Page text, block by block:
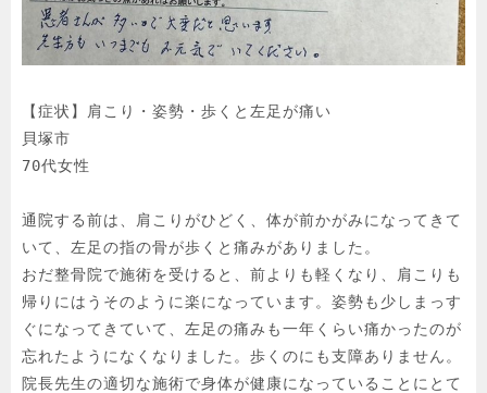
【症状】肩こり・姿勢・歩くと左足が痛い
貝塚市
70代女性
通院する前は、肩こりがひどく、体が前かがみになってきて
いて、左足の指の骨が歩くと痛みがありました。
おだ整骨院で施術を受けると、前よりも軽くなり、肩こりも
帰りにはうそのように楽になっています。姿勢も少しまっす
ぐになってきていて、左足の痛みも一年くらい痛かったのが
忘れたようになくなりました。歩くのにも支障ありません。
院長先生の適切な施術で身体が健康になっていることにとて